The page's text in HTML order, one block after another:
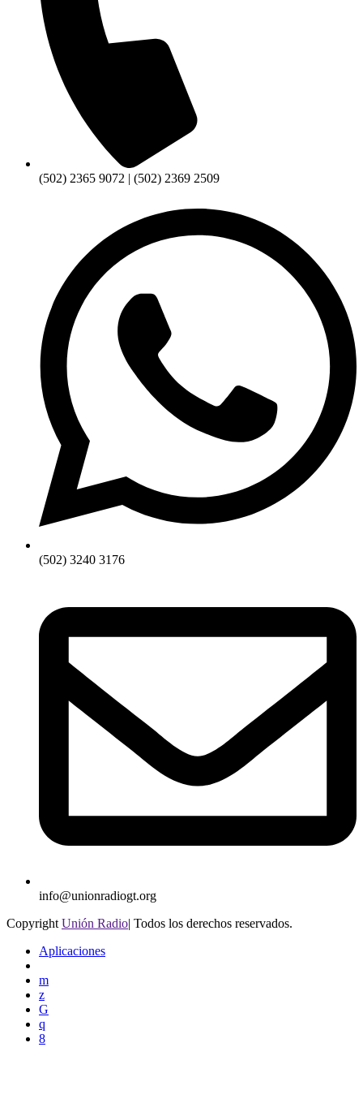
(502) 2365 9072 | (502) 2369 2509
(502) 3240 3176
info@unionradiogt.org
Copyright Unión Radio| Todos los derechos reservados.
Aplicaciones